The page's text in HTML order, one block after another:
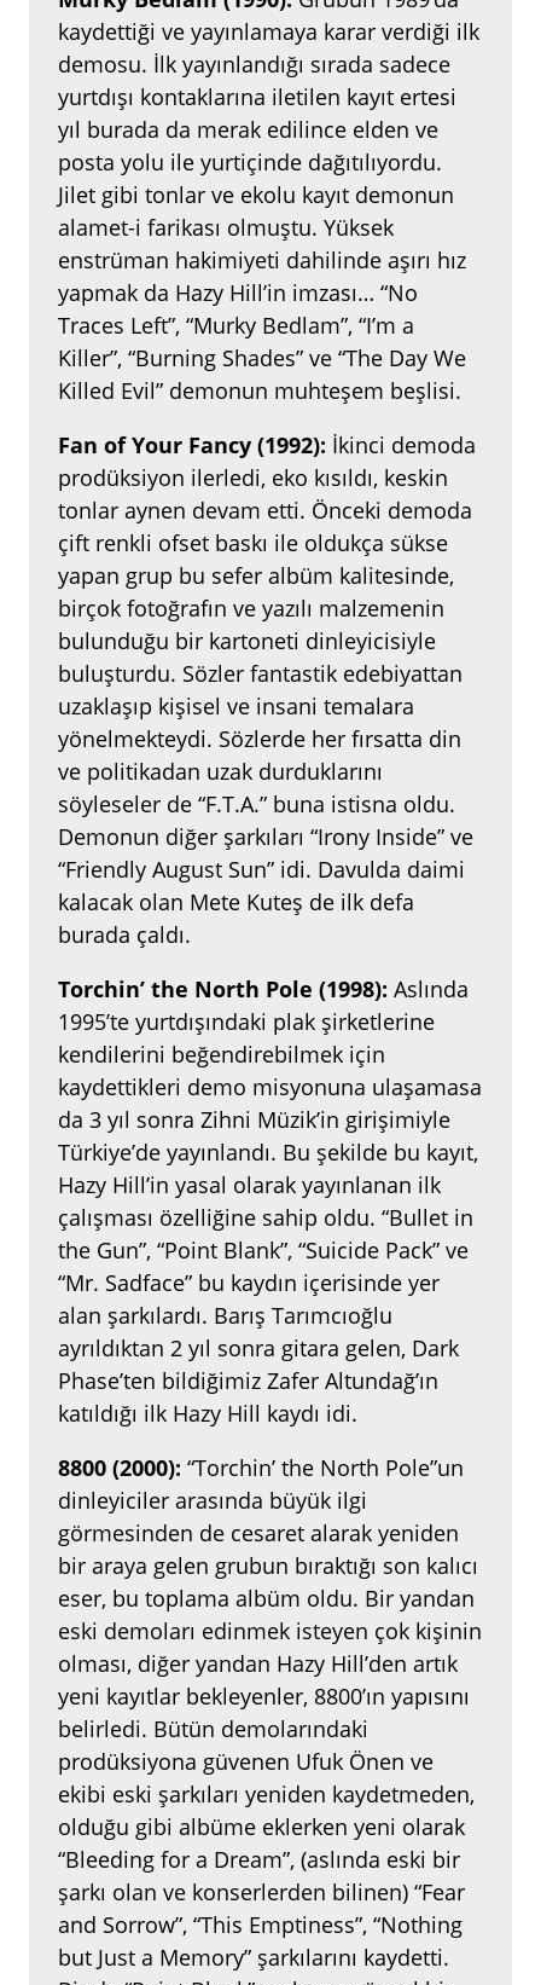
kaydettiği ve yayınlamaya karar verdiği ilk
demosu. İlk yayınlandığı sırada sadece
yurtdışı kontaklarına iletilen kayıt ertesi
yıl burada da merak edilince elden ve
posta yolu ile yurtiçinde dağıtılıyordu.
Jilet gibi tonlar ve ekolu kayıt demonun
alamet-i farikası olmuştu. Yüksek
enstrüman hakimiyeti dahilinde aşırı hız
yapmak da Hazy Hill’in imzası… “No
Traces Left”, “Murky Bedlam”, “I’m a
Killer”, “Burning Shades” ve “The Day We
Killed Evil” demonun muhteşem beşlisi.
Fan of Your Fancy (1992): İkinci demoda
prodüksiyon ilerledi, eko kısıldı, keskin
tonlar aynen devam etti. Önceki demoda
çift renkli ofset baskı ile oldukça sükse
yapan grup bu sefer albüm kalitesinde,
birçok fotoğrafın ve yazılı malzemenin
bulunduğu bir kartoneti dinleyicisiyle
buluşturdu. Sözler fantastik edebiyattan
uzaklaşıp kişisel ve insani temalara
yönelmekteydi. Sözlerde her fırsatta din
ve politikadan uzak durduklarını
söyleseler de “F.T.A.” buna istisna oldu.
Demonun diğer şarkıları “Irony Inside” ve
“Friendly August Sun” idi. Davulda daimi
kalacak olan Mete Kuteş de ilk defa
burada çaldı.
Torchin’ the North Pole (1998): Aslında
1995’te yurtdışındaki plak şirketlerine
kendilerini beğendirebilmek için
kaydettikleri demo misyonuna ulaşamasa
da 3 yıl sonra Zihni Müzik’in girişimiyle
Türkiye’de yayınlandı. Bu şekilde bu kayıt,
Hazy Hill’in yasal olarak yayınlanan ilk
çalışması özelliğine sahip oldu. “Bullet in
the Gun”, “Point Blank”, “Suicide Pack” ve
“Mr. Sadface” bu kaydın içerisinde yer
alan şarkılardı. Barış Tarımcıoğlu
ayrıldıktan 2 yıl sonra gitara gelen, Dark
Phase’ten bildiğimiz Zafer Altundağ’ın
katıldığı ilk Hazy Hill kaydı idi.
8800 (2000): “Torchin’ the North Pole”un
dinleyiciler arasında büyük ilgi
görmesinden de cesaret alarak yeniden
bir araya gelen grubun bıraktığı son kalıcı
eser, bu toplama albüm oldu. Bir yandan
eski demoları edinmek isteyen çok kişinin
olması, diğer yandan Hazy Hill’den artık
yeni kayıtlar bekleyenler, 8800’ın yapısını
belirledi. Bütün demolarındaki
prodüksiyona güvenen Ufuk Önen ve
ekibi eski şarkıları yeniden kaydetmeden,
olduğu gibi albüme eklerken yeni olarak
“Bleeding for a Dream”, (aslında eski bir
şarkı olan ve konserlerden bilinen) “Fear
and Sorrow”, “This Emptiness”, “Nothing
but Just a Memory” şarkılarını kaydetti.